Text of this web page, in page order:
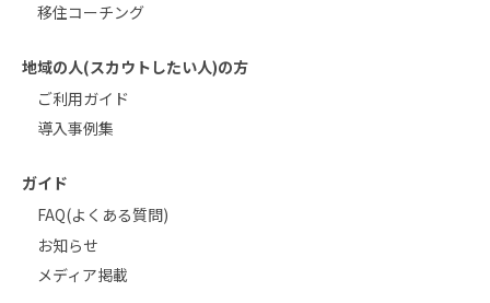
移住コーチング
地域の人(スカウトしたい人)の方
ご利用ガイド
導入事例集
ガイド
FAQ(よくある質問)
お知らせ
メディア掲載